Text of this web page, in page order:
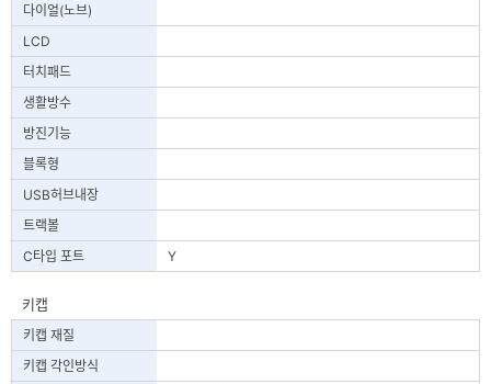
다이얼(노브)
LCD
터치패드
생활방수
방진기능
블록형
USB허브내장
트랙볼
C타입 포트
Y
키캡
키캡 재질
키캡 각인방식